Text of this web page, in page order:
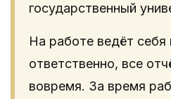
государственный
На работе ведёт себя
ответственно, все
вовремя. За время